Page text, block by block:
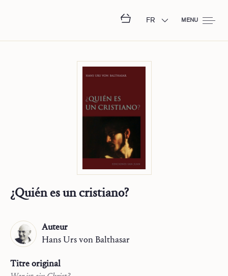
FR MENU
¿Quién es un cristiano?
Auteur
Hans Ursvon Balthasar
Titre original